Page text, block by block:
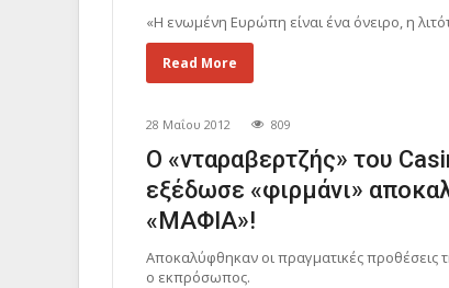
«Η ενωμένη Ευρώπη είναι ένα όνειρο, η
Read More
28 Μαΐου 2012 809
Ο «νταραβερτζής» του
εξέδωσε «φιρμάνι»
«ΜΑΦΙΑ»!
Αποκαλύφθηκαν οι πραγματικές προθέσεις
ο εκπρόσωπος.